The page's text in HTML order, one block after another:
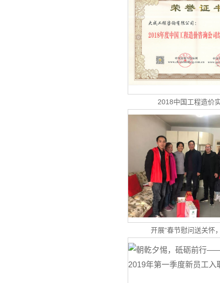
2018中国工程造价
开展“春节慰问送关怀